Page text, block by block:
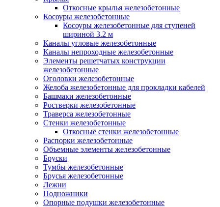
Откосные крылья железобетонные
Косоуры железобетонные
Косоуры железобетонные для ступеней
шириной 3.2 м
Каналы угловые железобетонные
Каналы непроходные железобетонные
Элементы решетчатых конструкции
железобетонные
Оголовки железобетонные
Желоба железобетонные для прокладки кабелей
Башмаки железобетонные
Ростверки железобетонные
Траверса железобетонные
Стенки железобетонные
Откосные стенки железобетонные
Распорки железобетонные
Объемные элементы железобетонные
Бруски
Тумбы железобетонные
Брусья железобетонные
Лежни
Подножники
Опорные подушки железобетонные